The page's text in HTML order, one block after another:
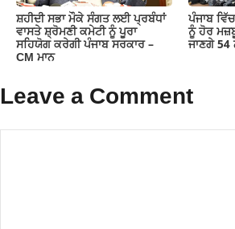
ਸ਼ਹੀਦੀ ਸਭਾ ਮੌਕੇ ਸੰਗਤ ਲਈ ਪ੍ਰਬੰਧਾਂ
ਵਾਸਤੇ ਸ਼੍ਰੋਮਣੀ ਕਮੇਟੀ ਨੂੰ ਪੂਰਾ
ਸਹਿਯੋਗ ਕਰੇਗੀ ਪੰਜਾਬ ਸਰਕਾਰ –
CM ਮਾਨ
ਪੰਜਾਬ
ਨੂੰ ਹੋਰ
ਜਾਣਗੇ 54
Leave a Comment